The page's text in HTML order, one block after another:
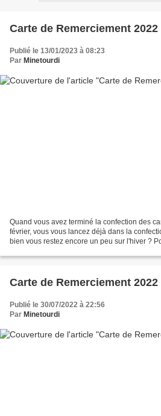
Carte de Remerciement 2022
Publié le 13/01/2023 à 08:23
Par Minetourdi
Quand vous avez terminé la confection des
février, vous vous lancez déjà dans la
bien vous restez encore un peu sur l'hiver ?
Carte de Remerciement 2022
Publié le 30/07/2022 à 22:56
Par Minetourdi